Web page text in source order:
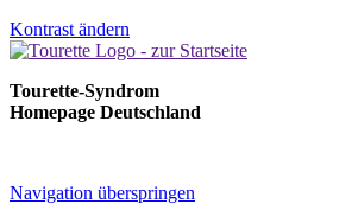
Kontrast ändern
Tourette-Syndrom
Homepage Deutschland
Navigation überspringen